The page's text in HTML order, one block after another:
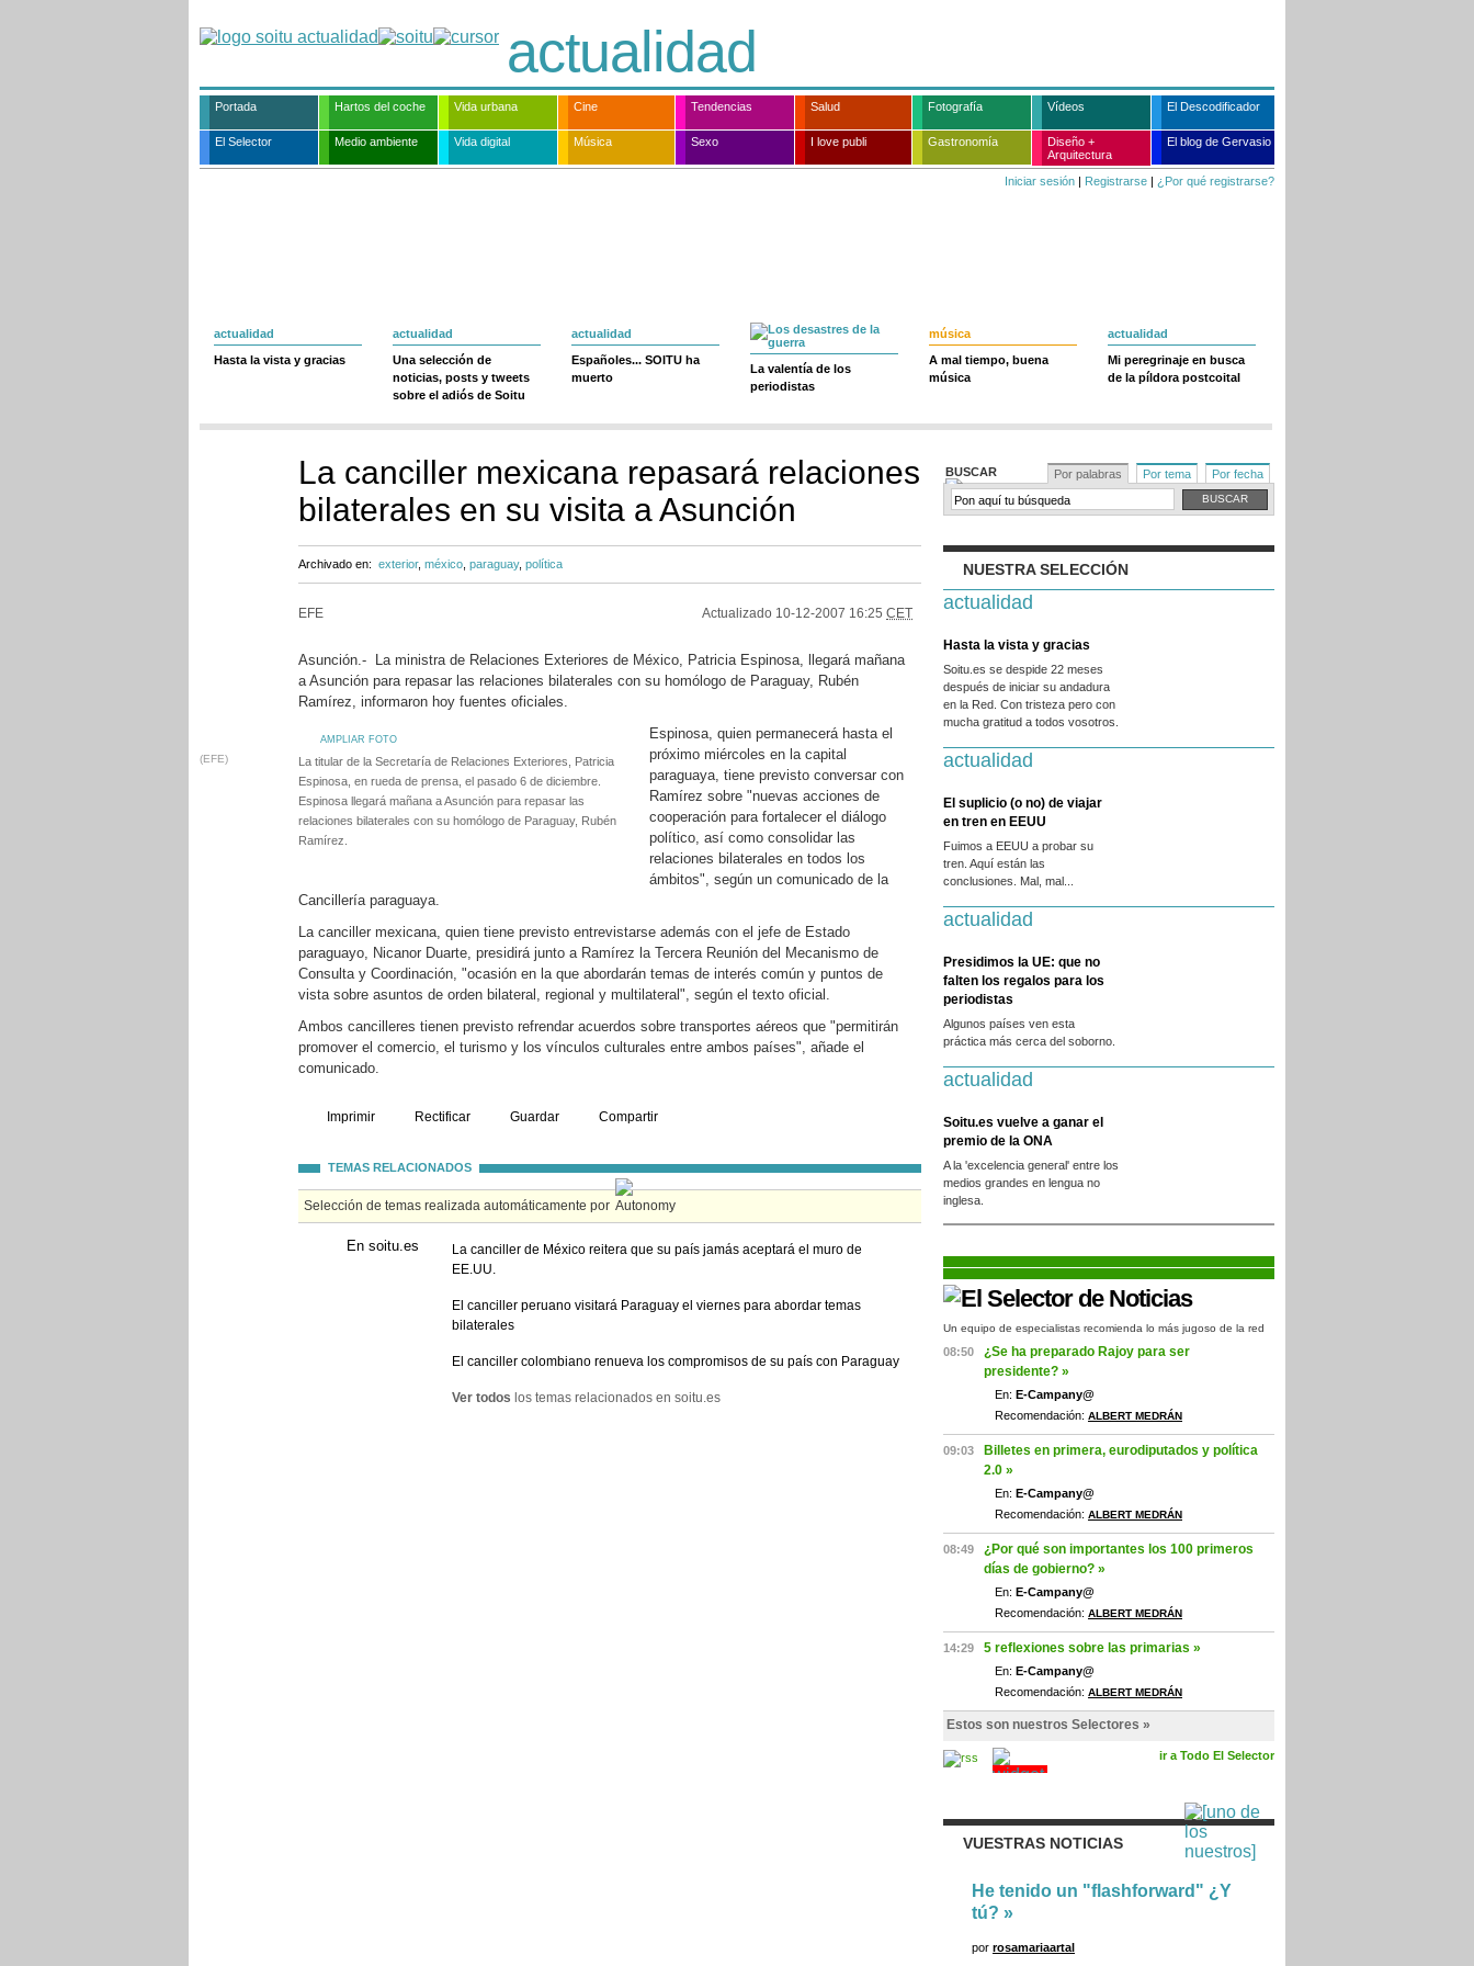
actualidad
Portada Hartos del coche Vida urbana Cine Tendencias Salud Fotografía Vídeos El Descodificador
El Selector Medio ambiente Vida digital Música Sexo I love publi Gastronomía
Diseño +
Arquitectura
El blog de Gervasio
Iniciar sesión | Registrarse | ¿Por qué registrarse?
actualidad
Hasta la vista y gracias
actualidad
Una selección de
noticias, posts y tweets
sobre el adiós de Soitu
actualidad
Españoles... SOITU ha
muerto
La valentía de los
periodistas
música
A mal tiempo, buena
música
actualidad
Mi peregrinaje en busca
de la píldora postcoital
La canciller mexicana repasará relaciones
bilaterales en su visita a Asunción
Archivado en: exterior, méxico paraguay, política
EFE Actualizado 10-12-2007 16:25 CET
Asunción.- La ministra de Relaciones Exteriores de México, Patricia Espinosa, llegará mañana
a Asunción para repasar las relaciones bilaterales con su homólogo de Paraguay, Rubén
Ramírez, informaron hoy fuentes oficiales.
AMPLIAR FOTO
(EFE)
La titular de la Secretaría de Relaciones Exteriores, Patricia
Espinosa, en rueda de prensa, el pasado 6 de diciembre.
Espinosa llegará mañana a Asunción para repasar las
relaciones bilaterales con su homólogo de Paraguay, Rubén
Ramírez.
Espinosa, quien permanecerá hasta el
próximo miércoles en la capital
paraguaya, tiene previsto conversar con
Ramírez sobre "nuevas acciones de
cooperación para fortalecer el diálogo
político, así como consolidar las
relaciones bilaterales en todos los
ámbitos", según un comunicado de la
Cancillería paraguaya.
La canciller mexicana, quien tiene previsto entrevistarse además con el jefe de Estado
paraguayo, Nicanor Duarte, presidirá junto a Ramírez la Tercera Reunión del Mecanismo de
Consulta y Coordinación, "ocasión en la que abordarán temas de interés común y puntos de
vista sobre asuntos de orden bilateral, regional y multilateral", según el texto oficial.
Ambos cancilleres tienen previsto refrendar acuerdos sobre transportes aéreos que "permitirán
promover el comercio, el turismo y los vínculos culturales entre ambos países", añade el
comunicado.
Imprimir Rectificar Guardar Compartir
TEMAS RELACIONADOS
Selección de temas realizada automáticamente por
En soitu.es
La canciller de México reitera que su país jamás aceptará el muro de
EE.UU.
El canciller peruano visitará Paraguay el viernes para abordar temas
bilaterales
El canciller colombiano renueva los compromisos de su país con Paraguay
Ver todos los temas relacionados en soitu.es
BUSCAR Por palabras Por tema Por fecha
NUESTRA SELECCIÓN
actualidad
Hasta la vista y gracias
Soitu.es se despide 22 meses
después de iniciar su andadura
en la Red. Con tristeza pero con
mucha gratitud a todos vosotros.
actualidad
El suplicio (o no) de viajar
en tren en EEUU
Fuimos a EEUU a probar su
tren. Aquí están las
conclusiones. Mal, mal...
actualidad
Presidimos la UE: que no
falten los regalos para los
periodistas
Algunos países ven esta
práctica más cerca del soborno.
actualidad
Soitu.es vuelve a ganar el
premio de la ONA
A la 'excelencia general' entre los
medios grandes en lengua no
inglesa.
Un equipo de especialistas recomienda lo más jugoso de la red
08:50
¿Se ha preparado Rajoy para ser
presidente? »
En: E-Campany@
Recomendación: ALBERT MEDRÁN
09:03
Billetes en primera, eurodiputados y política
2.0 »
En: E-Campany@
Recomendación: ALBERT MEDRÁN
08:49
¿Por qué son importantes los 100 primeros
días de gobierno? »
En: E-Campany@
Recomendación: ALBERT MEDRÁN
14:29 5 reflexiones sobre las primarias »
En: E-Campany@
Recomendación: ALBERT MEDRÁN
Estos son nuestros Selectores »
ir a Todo El Selector
VUESTRAS NOTICIAS
He tenido un "flashforward" ¿Y
tú? »
por rosamariaartal